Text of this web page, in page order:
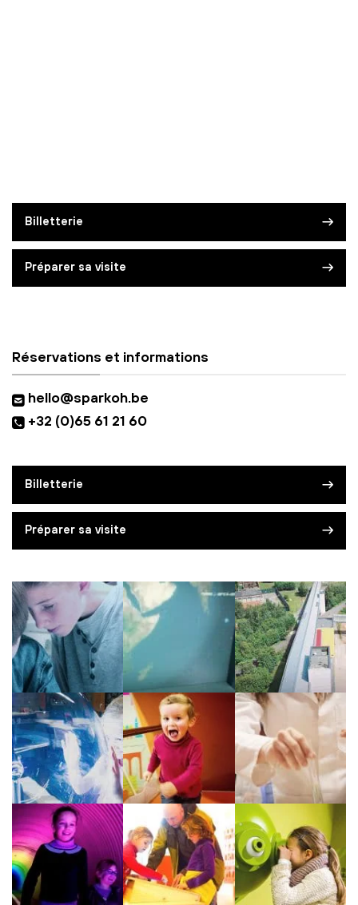
Billetterie
Préparer sa visite
Réservations et informations
hello@sparkoh.be
+32 (0)65 61 21 60
Billetterie
Préparer sa visite